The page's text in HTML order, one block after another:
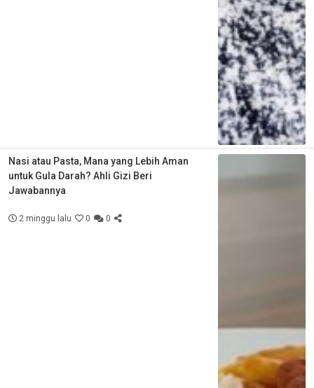
Nasi atau Pasta, Mana yang Lebih Aman
untuk Gula Darah? Ahli Gizi Beri
Jawabannya
2 minggu lalu 0 0